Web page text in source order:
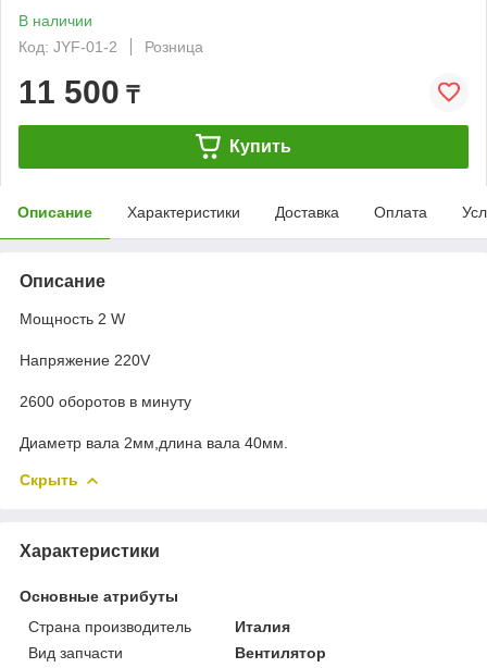
В наличии
Код: JYF-01-2
Розница
11 500 ₸
Купить
Описание Характеристики Доставка Оплата
Описание
Мощность 2 W
Напряжение 220V
2600 оборотов в минуту
Диаметр вала 2мм,длина вала 40мм.
Скрыть
Характеристики
Основные атрибуты
Страна производитель
Италия
Вид запчасти
Вентилятор